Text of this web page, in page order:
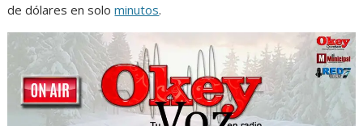
de dólares en solominutos.